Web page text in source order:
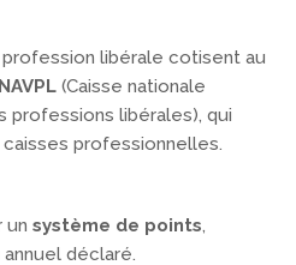
libérale cotisent au
(Caisse nationale
professions libérales), qui
professionnelles.
unsystème de points,
déclaré.